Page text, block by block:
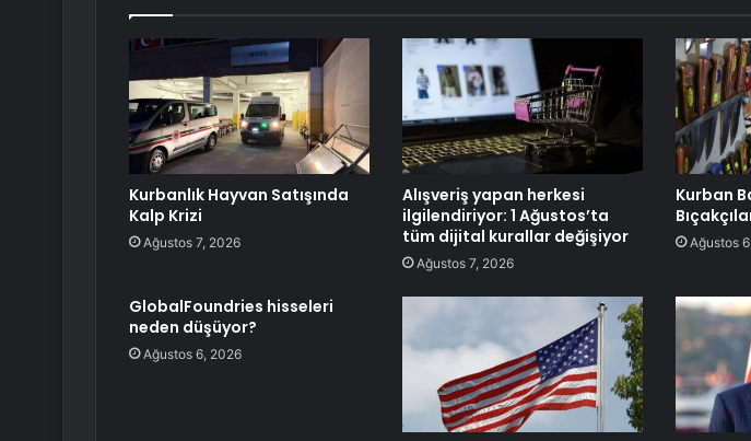
Kurbanlık Hayvan Satışında
Kalp Krizi
Ağustos 7, 2026
Alışveriş yapan herkesi
ilgilendiriyor: 1 Ağustos’ta
tüm dijital kurallar değişiyor
Ağustos 7, 2026
Kurban
Ağustos
GlobalFoundries hisseleri
neden düşüyor?
Ağustos 6, 2026